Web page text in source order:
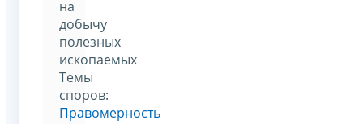
на
добычу
полезных
ископаемых
Темы
споров:
Правомерность